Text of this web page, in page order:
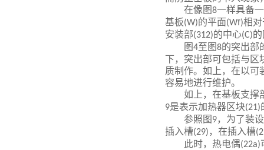
在像图8一样具备
基板(W)的平面(Wf)相
安装部(312)的中心(C)
图4至图8的突出部
下，突出部可包括与区
质制作。如上，在以可
容易地进行维护。
如上，在基板支撑
9是表示加热器区块(21)
参照图 9，为了装
插入槽(29) ，在插入槽
此时，热电偶(22a)